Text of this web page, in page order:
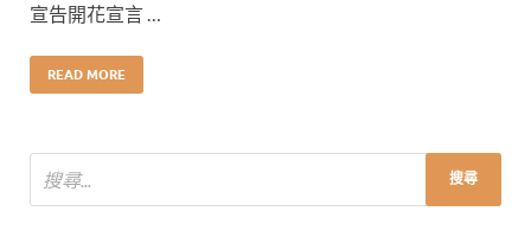
宣告開花宣言 …
READ MORE